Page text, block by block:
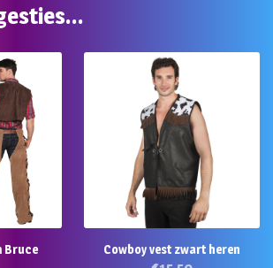
Bruce Cowboy vest zwart heren